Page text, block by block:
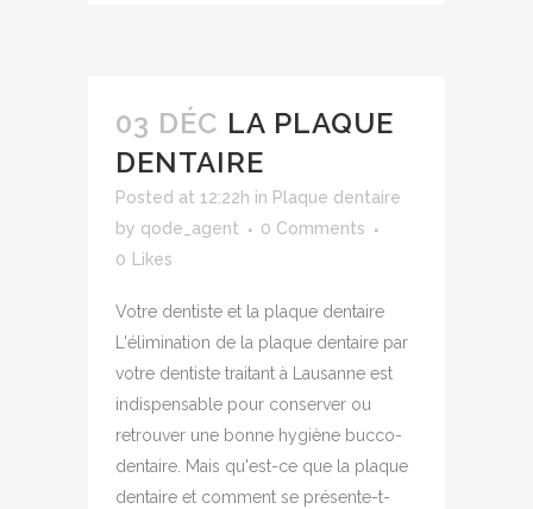
03 DÉC LA PLAQUE
DENTAIRE
Posted at 12:22h in Plaque dentaire
by qode_agent
0 Comments
0
Likes
Votre dentiste et la plaque dentaire
L'élimination de la plaque dentaire par
votre dentiste traitant à Lausanne est
indispensable pour conserver ou
retrouver une bonne hygiène bucco-
dentaire. Mais qu'est-ce que la plaque
dentaire et comment se présente-t-